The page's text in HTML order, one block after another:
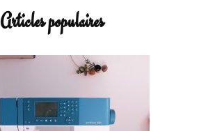
Articles populaires